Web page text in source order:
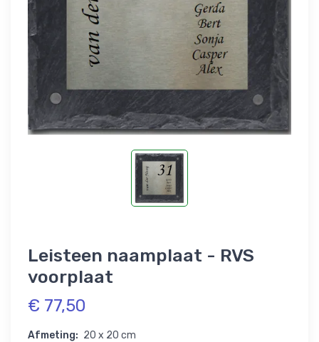
Leisteen naamplaat - RVS
voorplaat
€ 77,50
Afmeting: 20 x 20 cm